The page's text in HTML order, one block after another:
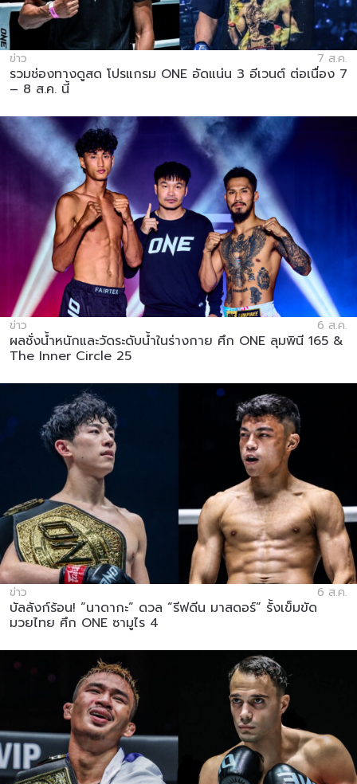
ข่าว 7 ส.ค.
รวมช่องทางดูสด โปรแกรม ONE อัดแน่น 3 อีเวนต์ ต่อเนื่อง 7
– 8 ส.ค. นี้
ข่าว 6 ส.ค.
ผลชั่งน้ำหนักและวัดระดับน้ำในร่างกาย ศึก ONE ลุมพินี 165 &
The Inner Circle 25
ข่าว 6 ส.ค.
บัลลังก์ร้อน! “นาดากะ” ดวล “รีฟดีน มาสดอร์” รั้งเข็มขัด
มวยไทย ศึก ONE ซามูไร 4